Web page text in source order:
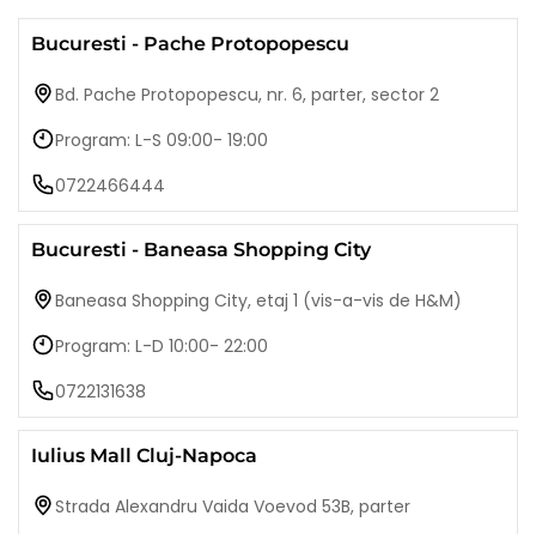
Bucuresti - Pache Protopopescu
Bd. Pache Protopopescu, nr. 6, parter, sector 2
Program: L-S 09:00- 19:00
0722466444
Bucuresti - Baneasa Shopping City
Baneasa Shopping City, etaj 1 (vis-a-vis de H&M)
Program: L-D 10:00- 22:00
0722131638
Iulius Mall Cluj-Napoca
Strada Alexandru Vaida Voevod 53B, parter